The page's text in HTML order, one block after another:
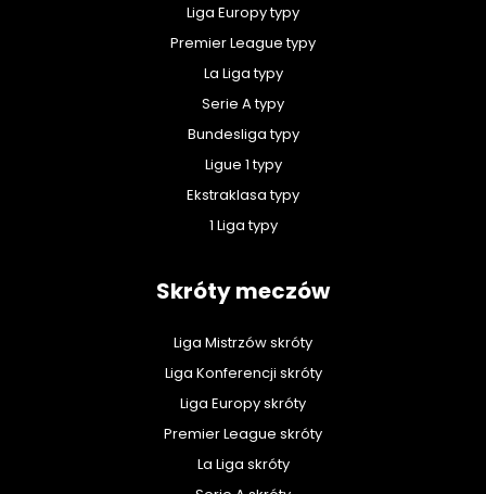
Liga Europy typy
Premier League typy
La Liga typy
Serie A typy
Bundesliga typy
Ligue 1 typy
Ekstraklasa typy
1 Liga typy
Skróty meczów
Liga Mistrzów skróty
Liga Konferencji skróty
Liga Europy skróty
Premier League skróty
La Liga skróty